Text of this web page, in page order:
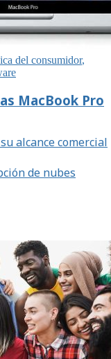
del consumidor,
MacBook Pro
alcance comercial
de nubes